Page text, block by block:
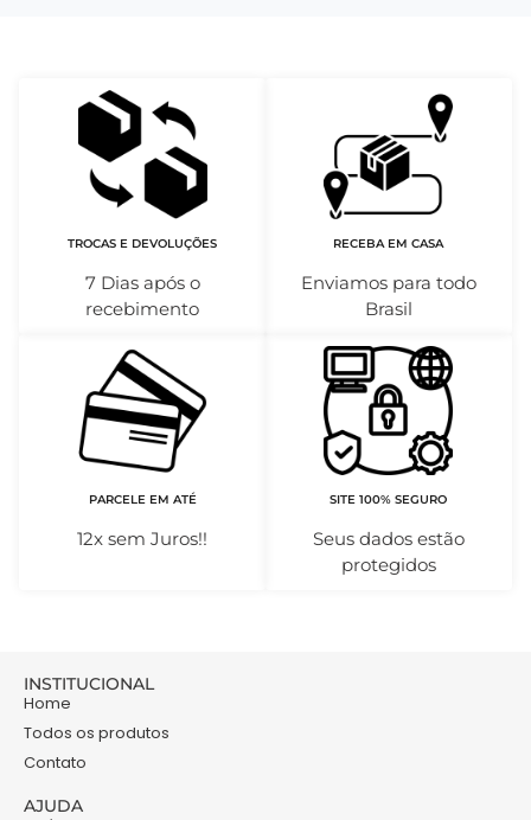
TROCAS E DEVOLUÇÕES
7 Dias após o
recebimento
RECEBA EM CASA
Enviamos para todo
Brasil
PARCELE EM ATÉ
12x sem Juros!!
SITE 100% SEGURO
Seus dados estão
protegidos
INSTITUCIONAL
Home
Todos os produtos
Contato
AJUDA